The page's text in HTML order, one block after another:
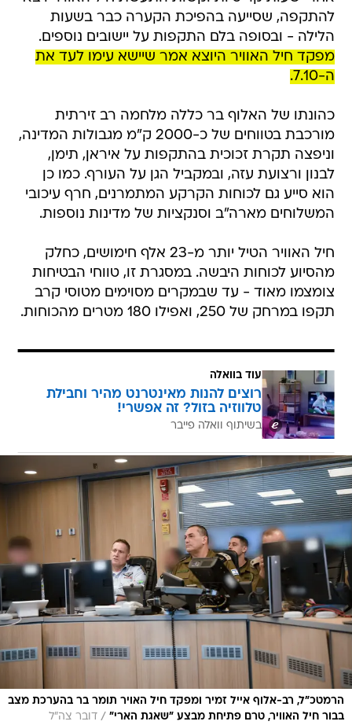
להתקפה, שסייעה בהפיכת הקערה כבר בשעות
הלילה - ובסופה בלם התקפות על יישובים נוספים.
מפקד חיל האוויר היוצא אמר שיישא עימו לעד את
ה-7.10.
כהונתו של האלוף בר כללה מלחמה רב זירתית
מורכבת בטווחים של כ-2000 ק"מ מגבולות המדינה,
וניפצה תקרת זכוכית בהתקפות על איראן, תימן,
לבנון ורצועת עזה, ובמקביל הגן על העורף. כמו כן
הוא סייע גם לכוחות הקרקע המתמרנים, חרף עיכובי
המשלוחים מארה"ב וסנקציות של מדינות נוספות.
חיל האוויר הטיל יותר מ-23 אלף חימושים, כחלק
מהסיוע לכוחות היבשה. במסגרת זו, טווחי הבטיחות
צומצמו מאוד - עד שבמקרים מסוימים מטוסי קרב
תקפו במרחק של 250, ואפילו 180 מטרים מהכוחות.
עוד בוואלה
רוצים להנות מאינטרנט מהיר וחבילת
טלווזיה בזול? זה אפשרי!
בשיתוף וואלה פייבר
הרמטכ״ל, רב-אלוף אייל זמיר ומפקד חיל האויר תומר בר בהערכת מצב
בבור חיל האוויר, טרם פתיחת מבצע ״שאגת הארי" / דובר צה"ל